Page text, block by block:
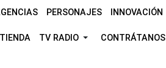
PERSONAJES INNOVACIÓN
TIENDA TV RADIO CONTRÁTANOS